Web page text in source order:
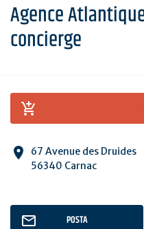
Agence
concierge
67 Avenue des Druides
56340 Carnac
POSTA